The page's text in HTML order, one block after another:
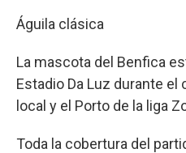
Águila clásica
La mascota del Benfica
Estadio Da Luz durante
local y el Porto de la liga
Toda la cobertura del